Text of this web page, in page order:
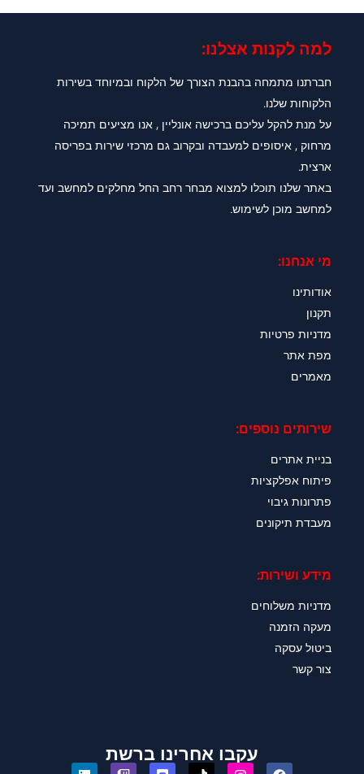
למה לקנות אצלנו:​
חברתנו מתמחה בהבנת הצורך של הלקוח ובמיוחד בשירות
הלקוחות שלנו.
על מנת להקל עליכם ברכישה אונליין , אנו מציעים תמיכה
מרחוק , איסופים למעבדה ובקרוב גם מרכזי שירות בפריסה
ארצית.
באתר שלנו תוכלו למצוא מבחר רחב החל מחלקים למחשב ועד
למחשב מוכן לשימוש.
מי אנחנו:
אודותינו
תקנון
מדניות פרטיות
מפת אתר
מאמרים
שירותים נוספים:
בניית אתרים
פיתוח אפלקציות
פתרונות גיבוי
מעבדת תיקונים
מידע ושירות:
מדניות משלוחים
מעקה הזמנה
ביטול עסקה
צור קשר
עקבו אחרינו ברשת